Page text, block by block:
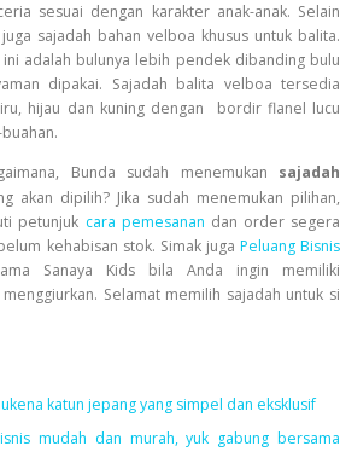
sesuai dengan karakter anak-anak. Selain
sajadah bahan velboa khusus untuk balita.
adalah bulunya lebih pendek dibanding bulu
dipakai. Sajadah balita velboa tersedia
hijau dan kuning dengan bordir flanel lucu
Bunda sudah menemukan sajadah
akan dipilih? Jika sudah menemukan pilihan,
petunjuk cara pemesanan dan order segera
kehabisan stok. Simak juga Peluang Bisnis
Sanaya Kids bila Anda ingin memiliki
Selamat memilih sajadah untuk si
katun jepang yang simpel dan eksklusif
mudah dan murah, yuk gabung bersama